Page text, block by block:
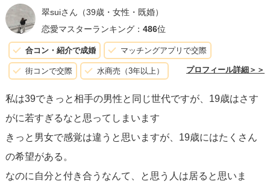
す。勇気を出して頑張ってみてください！
翠suiさん （39歳・女性・既婚）
恋愛マスターランキング： 486位
合コン・紹介で成婚 マッチングアプリで交際
街コンで交際 水商売（3年以上） プロフィール詳細＞＞
私は39できっと相手の男性と同じ世代ですが、19歳はさす
がに若すぎるなと思ってしまいます
きっと男女で感覚は違うと思いますが、19歳にはたくさん
の希望がある。
なのに自分と付き合うなんて、と思う人は居ると思いま